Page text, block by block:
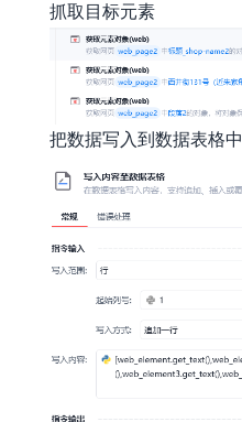
抓取目标元素
把数据写入到数据表格中